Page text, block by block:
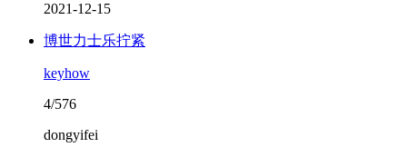
2021-12-15
博世力士乐拧紧
keyhow
4/576
dongyifei